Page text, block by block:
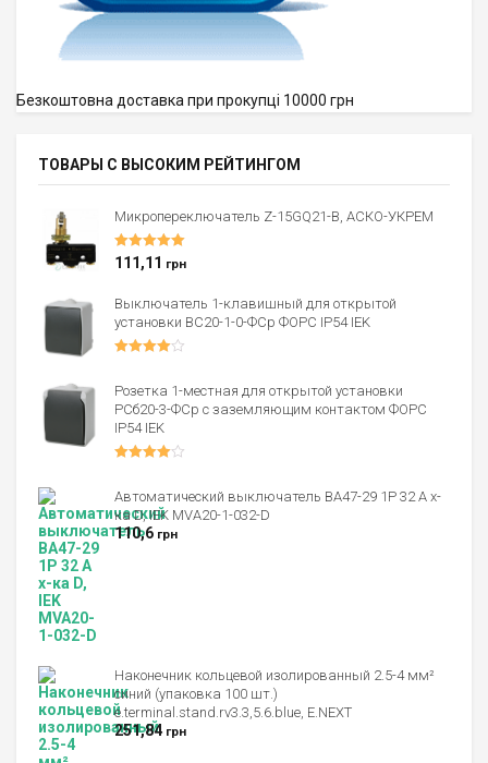
Безкоштовна доставка при прокупці 10000 грн
ТОВАРЫ С ВЫСОКИМ РЕЙТИНГОМ
Микропереключатель Z-15GQ21-B, АСКО-УКРЕМ
Оценка5.00
из 5
111,11 грн
Выключатель 1-клавишный для открытой
установки ВС20-1-0-ФСр ФОРС IP54 IEK
Розетка 1-местная для открытой установки
РСб20-3-ФСр с заземляющим контактом ФОРС
IP54 IEK
Автоматический выключатель ВА47-29 1P 32 А х-
ка D, IEK MVA20-1-032-D
110,6 грн
Наконечник кольцевой изолированный 2.5-4 мм²
синий (упаковка 100 шт.)
e.terminal.stand.rv3.3,5.6.blue, E.NEXT
251,84 грн